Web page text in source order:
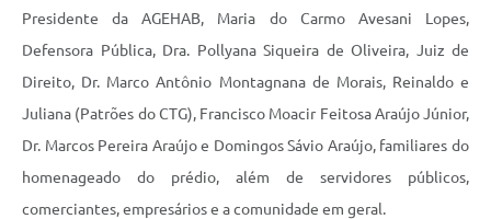
Presidente da AGEHAB, Maria do Carmo Avesani Lopes,
Defensora Pública, Dra. Pollyana Siqueira de Oliveira, Juiz de
Direito, Dr. Marco Antônio Montagnana de Morais, Reinaldo e
Juliana (Patrões do CTG), Francisco Moacir Feitosa Araújo Júnior,
Dr. Marcos Pereira Araújo e Domingos Sávio Araújo, familiares do
homenageado do prédio, além de servidores públicos,
comerciantes, empresários e a comunidade em geral.